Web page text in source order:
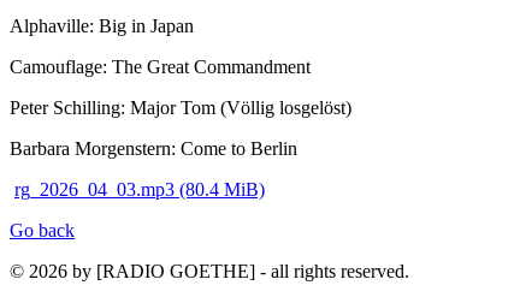
Alphaville: Big in Japan
Camouflage: The Great Commandment
Peter Schilling: Major Tom (Völlig losgelöst)
Barbara Morgenstern: Come to Berlin
rg_2026_04_03.mp3 (80.4 MiB)
Go back
© 2026 by [RADIO GOETHE] - all rights reserved.